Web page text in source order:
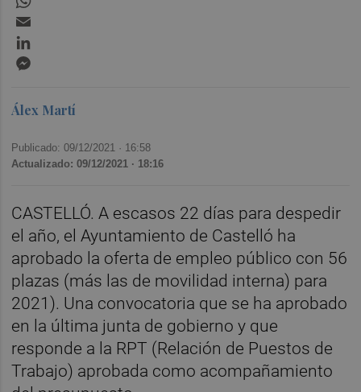
Álex Martí
Publicado: 09/12/2021 · 16:58
Actualizado: 09/12/2021 · 18:16
CASTELLÓ. A escasos 22 días para despedir
el año, el Ayuntamiento de Castelló ha
aprobado la oferta de empleo público con 56
plazas (más las de movilidad interna) para
2021). Una convocatoria que se ha aprobado
en la última junta de gobierno y que
responde a la RPT (Relación de Puestos de
Trabajo) aprobada como acompañamiento